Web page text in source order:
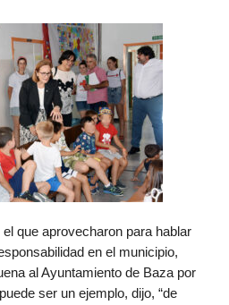
que aprovecharon para hablar
en el municipio,
al Ayuntamiento de Baza por
ser un ejemplo, dijo, “de